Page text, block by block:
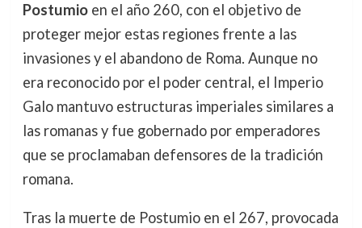
Postumioen el año 260, con el objetivo de
proteger mejor estas regiones frente a las
invasiones y el abandono de Roma. Aunque no
era reconocido por el poder central, el Imperio
Galo mantuvo estructuras imperiales similares a
las romanas y fue gobernado por emperadores
que se proclamaban defensores de la tradición
romana.
Tras la muerte de Postumio en el 267, provocada